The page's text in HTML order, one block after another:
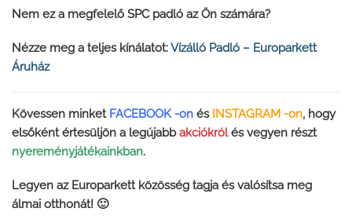
Nem ez a megfelelő SPC padló az Ön számára?
Nézze meg a teljes kínálatot:Vízálló Padló – Europarkett
Áruház
Kövessen minket FACEBOOK -on és INSTAGRAM -on, hogy
elsőként értesüljön a legújabbakciókrólés vegyen részt
nyereményjátékainkban.
Legyen az Europarkett közösség tagja és valósítsa meg
álmai otthonát! 🙂